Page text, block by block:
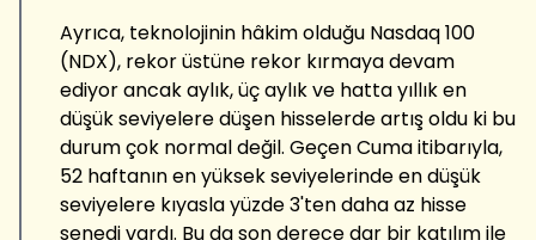
Ayrıca, teknolojinin hâkim olduğu Nasdaq 100
(NDX), rekor üstüne rekor kırmaya devam
ediyor ancak aylık, üç aylık ve hatta yıllık en
düşük seviyelere düşen hisselerde artış oldu ki bu
durum çok normal değil. Geçen Cuma itibarıyla,
52 haftanın en yüksek seviyelerinde en düşük
seviyelere kıyasla yüzde 3'ten daha az hisse
senedi vardı. Bu da son derece dar bir katılım ile